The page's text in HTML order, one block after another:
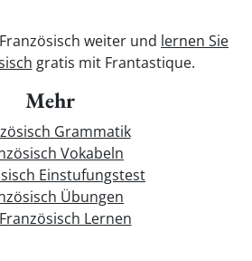
weiter und lernen Sie
gratis mit Frantastique.
Mehr
Grammatik
Vokabeln
Einstufungstest
Übungen
Lernen